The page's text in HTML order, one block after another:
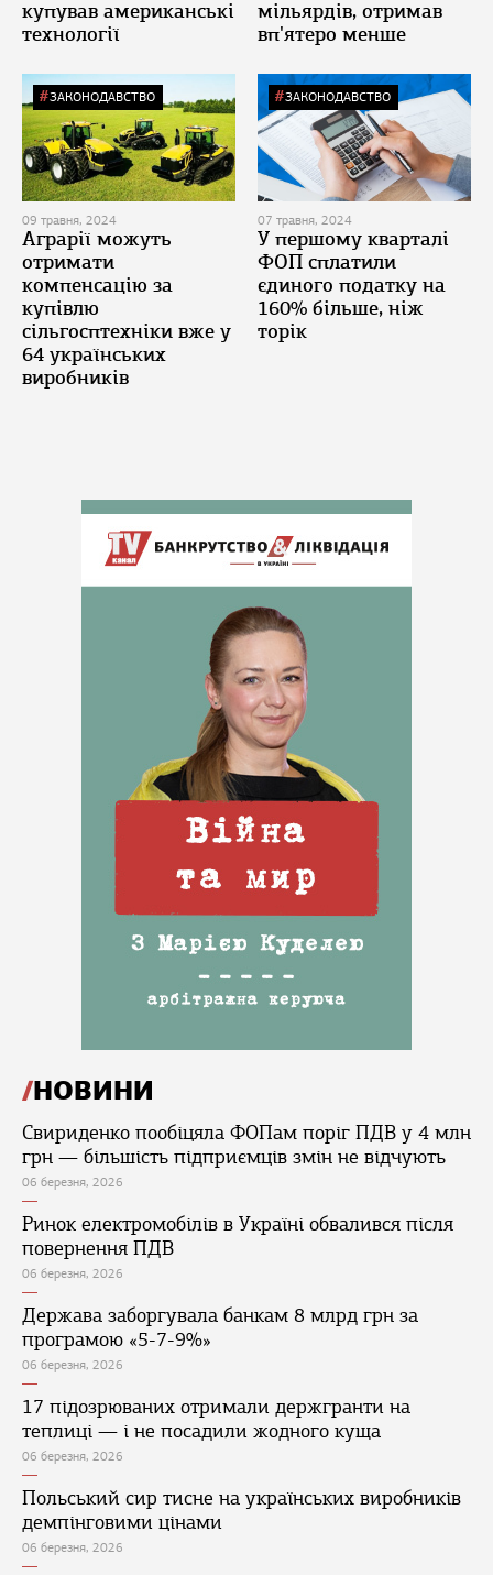
купував американські
технології
мільярдів, отримав
вп'ятеро менше
ЗАКОНОДАВСТВО
09 травня, 2024
Аграрії можуть
отримати
компенсацію за
купівлю
сільгосптехніки вже у
64 українських
виробників
ЗАКОНОДАВСТВО
07 травня, 2024
У першому кварталі
ФОП сплатили
єдиного податку на
160% більше, ніж
торік
НОВИНИ
Свириденко пообіцяла ФОПам поріг ПДВ у 4 млн
грн — більшість підприємців змін не відчують
06 березня, 2026
Ринок електромобілів в Україні обвалився після
повернення ПДВ
06 березня, 2026
Держава заборгувала банкам 8 млрд грн за
програмою «5-7-9%»
06 березня, 2026
17 підозрюваних отримали держгранти на
теплиці — і не посадили жодного куща
06 березня, 2026
Польський сир тисне на українських виробників
демпінговими цінами
06 березня, 2026